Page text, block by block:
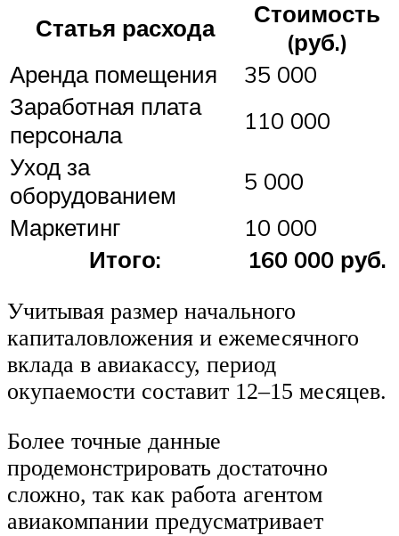
Статья расхода
Стоимость
(руб.)
Итого: 160 000 руб.
Аренда помещения
35 000
Заработная плата
персонала
110 000
Уход за
оборудованием
5 000
Маркетинг
10 000
Учитывая размер начального
капиталовложения и ежемесячного
вклада в авиакассу, период
окупаемости составит 12–15 месяцев.
Более точные данные
продемонстрировать достаточно
сложно, так как работа агентом
авиакомпании предусматривает